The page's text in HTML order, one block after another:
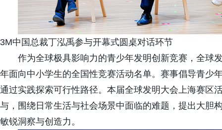
3M中国总裁丁泓禹参与开幕式圆桌对话环节
作为全球极具影响力的青少年发明创新竞赛，全球
年面向中小学生的全国性竞赛活动名单。赛事倡导青少
通过实践探索可行性路径。本届全球发明大会上海赛区
与，围绕日常生活与社会场景中面临的难题，提出大胆
敏锐洞察与创造力。